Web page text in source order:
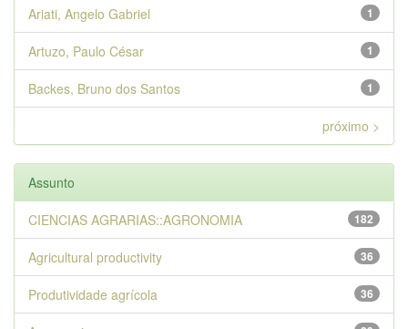
1
Ariati, Angelo Gabriel
1
Artuzo, Paulo César
1
Backes, Bruno dos Santos
próximo >
Assunto
182
CIENCIAS AGRARIAS::AGRONOMIA
36
Agricultural productivity
36
Produtividade agrícola